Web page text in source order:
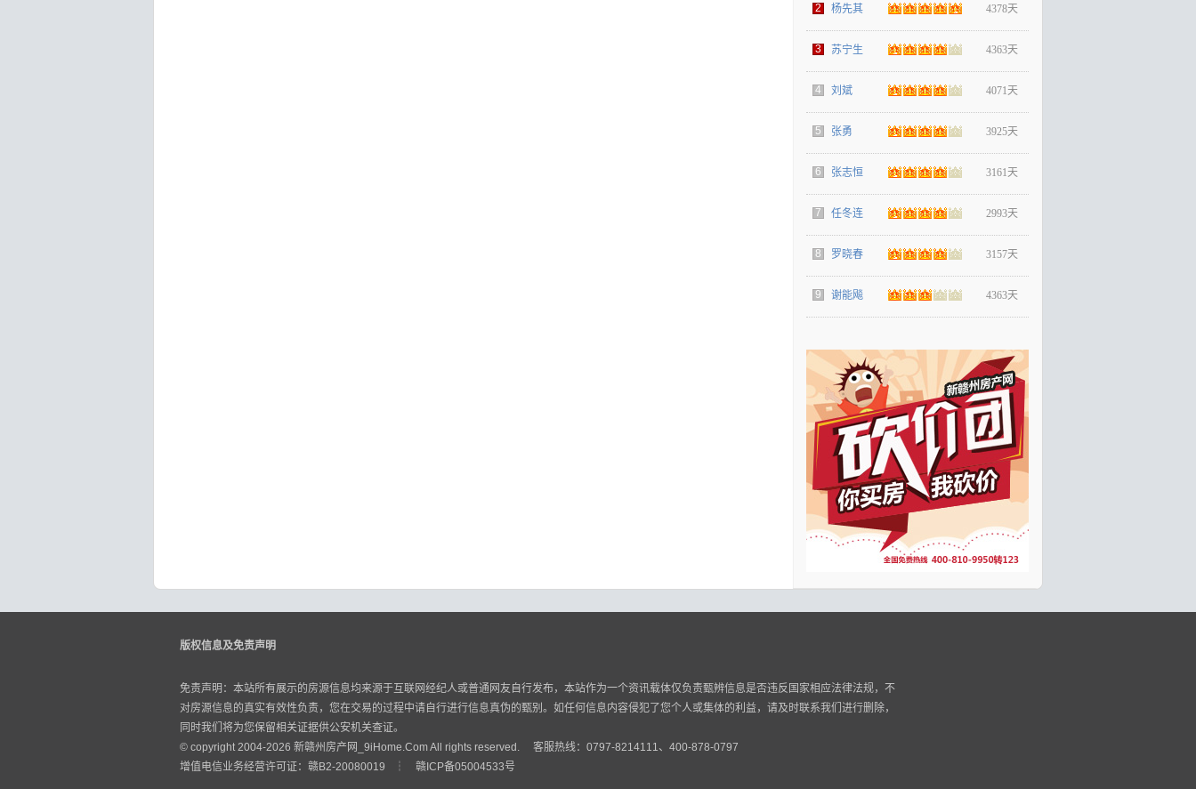
2 杨先其 4378天
3 苏宁生 4363天
4 刘斌 4071天
5 张勇 3925天
6 张志恒 3161天
7 任冬连 2993天
8 罗晓春 3157天
9 谢能飚 4363天
版权信息及免责声明
免责声明：本站所有展示的房源信息均来源于互联网经纪人或普通网友自行发布，本站作为一个资讯载体仅负责甄辨信息是否违反国家相应法律法规，不
对房源信息的真实有效性负责，您在交易的过程中请自行进行信息真伪的甄别。如任何信息内容侵犯了您个人或集体的利益，请及时联系我们进行删除，
同时我们将为您保留相关证据供公安机关查证。
© copyright 2004-2026 新赣州房产网_9iHome.Com All rights reserved. 客服热线：0797-8214111、400-878-0797
增值电信业务经营许可证： 赣B2-20080019 ┆ 赣ICP备05004533号